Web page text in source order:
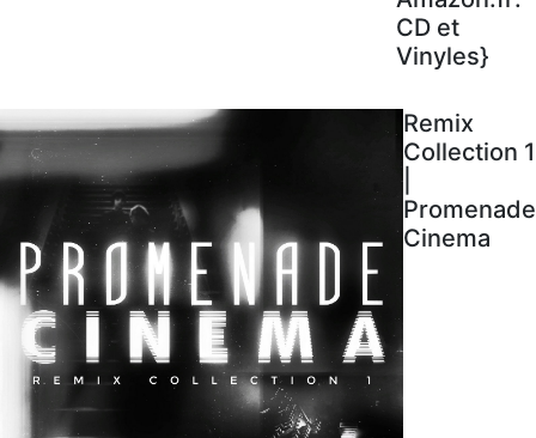
CD et
Vinyles}
Remix
Collection 1
Promenade
Cinema